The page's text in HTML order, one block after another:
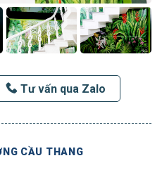
Tư vấn qua Zalo
CẦU THANG